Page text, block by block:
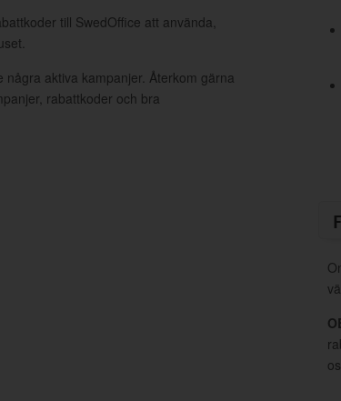
till SwedOffice att använda,
några aktiva kampanjer. Återkom gärna
rabattkoder och bra